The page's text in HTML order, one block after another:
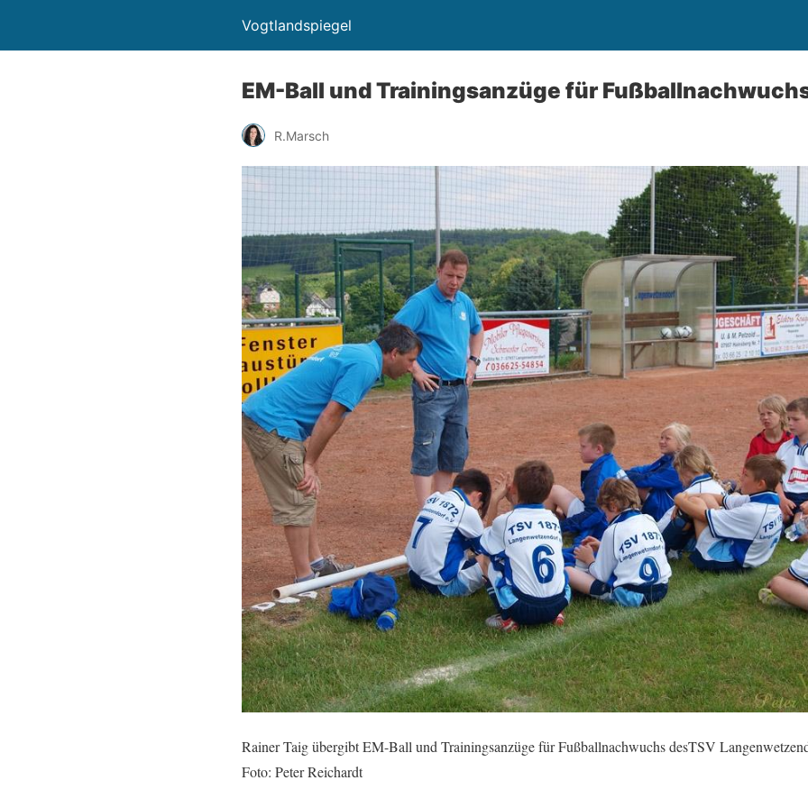
Vogtlandspiegel
EM-Ball und Trainingsanzüge für
R.Marsch
Rainer Taig übergibt EM-Ball und Trainingsanzüge für Fußballnachwuchs desTSV
Foto: Peter Reichardt